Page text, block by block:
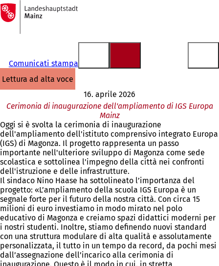
Vai al contenuto
Alla
pagina
iniziale
Comunicati stampa
lettura ad alta voce
16. aprile 2026
Cerimonia di inaugurazione dell'ampliamento di IGS Europa
Mainz
Oggi si è svolta la cerimonia di inaugurazione
dell'ampliamento dell'istituto comprensivo integrato Europa
(IGS) di Magonza. Il progetto rappresenta un passo
importante nell'ulteriore sviluppo di Magonza come sede
scolastica e sottolinea l'impegno della città nei confronti
dell'istruzione e delle infrastrutture.
Il sindaco Nino Haase ha sottolineato l’importanza del
progetto: «L’ampliamento della scuola IGS Europa è un
segnale forte per il futuro della nostra città. Con circa 15
milioni di euro investiamo in modo mirato nel polo
educativo di Magonza e creiamo spazi didattici moderni per
i nostri studenti. Inoltre, stiamo definendo nuovi standard
con una struttura modulare di alta qualità e assolutamente
personalizzata, il tutto in un tempo da record, da pochi mesi
dall’assegnazione dell’incarico alla cerimonia di